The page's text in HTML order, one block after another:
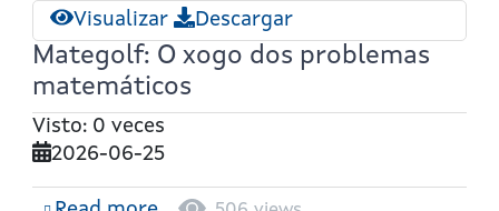
Visualizar Descargar
Mategolf: O xogo dos problemas
matemáticos
Visto: 0 veces
2026-06-25